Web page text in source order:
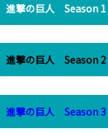
進撃の巨人 Season 1
進撃の巨人 Season 2
進撃の巨人 Season 3